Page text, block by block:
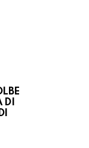
DI